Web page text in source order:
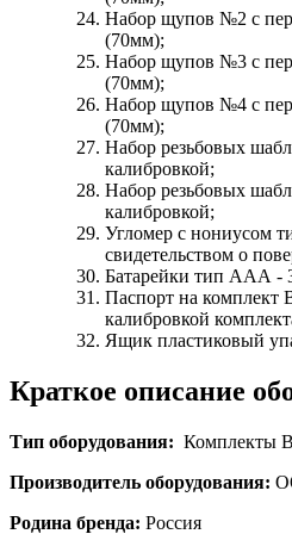
Набор щупов №2 с
(70мм);
Набор щупов №3 с
(70мм);
Набор щупов №4 с
(70мм);
Набор резьбовых
калибровкой;
Набор резьбовых
калибровкой;
Угломер с нониусом
свидетельством о
Батарейки тип ААА -
Паспорт на комплект
калибровкой
Ящик пластиковый
Краткое описание
Тип оборудования: Комплекты
Производитель оборудования:
Родина бренда: Россия